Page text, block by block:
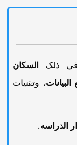
ذلک
السکان
، وتقنیات
الدراسه.